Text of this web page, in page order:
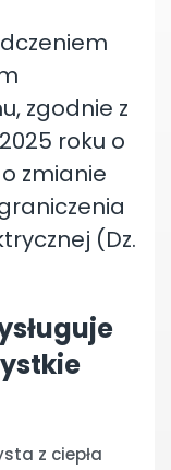
zgodnie z
roku o
zmianie
(Dz.
z ciepła